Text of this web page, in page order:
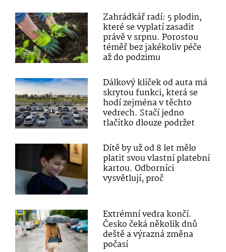
Zahrádkář radí: 5 plodin,
které se vyplatí zasadit
právě v srpnu. Porostou
téměř bez jakékoliv péče
až do podzimu
Dálkový klíček od auta má
skrytou funkci, která se
hodí zejména v těchto
vedrech. Stačí jedno
tlačítko dlouze podržet
Dítě by už od 8 let mělo
platit svou vlastní platební
kartou. Odborníci
vysvětlují, proč
Extrémní vedra končí.
Česko čeká několik dnů
deště a výrazná změna
počasí